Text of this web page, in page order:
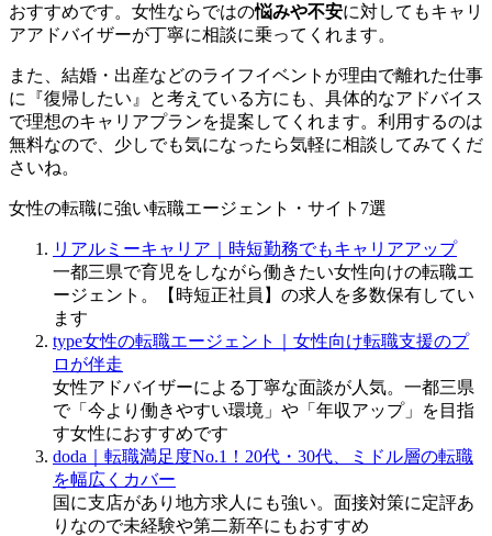
おすすめです。女性ならではの悩みや不安に対してもキャリ
アアドバイザーが丁寧に相談に乗ってくれます。
また、結婚・出産などのライフイベントが理由で離れた仕事
に『復帰したい』と考えている方にも、具体的なアドバイス
で理想のキャリアプランを提案してくれます。利用するのは
無料なので、少しでも気になったら気軽に相談してみてくだ
さいね。
女性の転職に強い転職エージェント・サイト7選
リアルミーキャリア｜時短勤務でもキャリアアップ
一都三県で育児をしながら働きたい女性向けの転職エ
ージェント。【時短正社員】の求人を多数保有してい
ます
type女性の転職エージェント｜女性向け転職支援のプ
ロが伴走
女性アドバイザーによる丁寧な面談が人気。一都三県
で「今より働きやすい環境」や「年収アップ」を目指
す女性におすすめです
doda｜転職満足度No.1！20代・30代、ミドル層の転職
を幅広くカバー
国に支店があり地方求人にも強い。面接対策に定評あ
りなので未経験や第二新卒にもおすすめ